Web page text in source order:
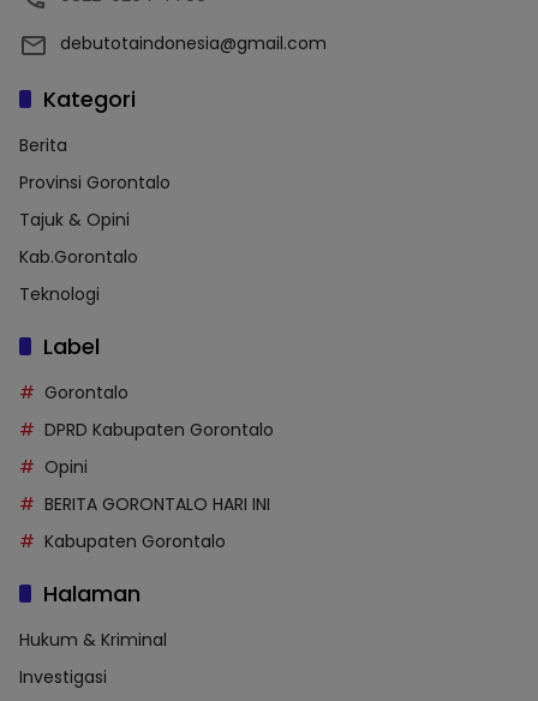
debutotaindonesia@gmail.com
Kategori
Berita
Provinsi Gorontalo
Tajuk & Opini
Kab.Gorontalo
Teknologi
Label
Gorontalo
DPRD Kabupaten Gorontalo
Opini
BERITA GORONTALO HARI INI
Kabupaten Gorontalo
Halaman
Hukum & Kriminal
Investigasi